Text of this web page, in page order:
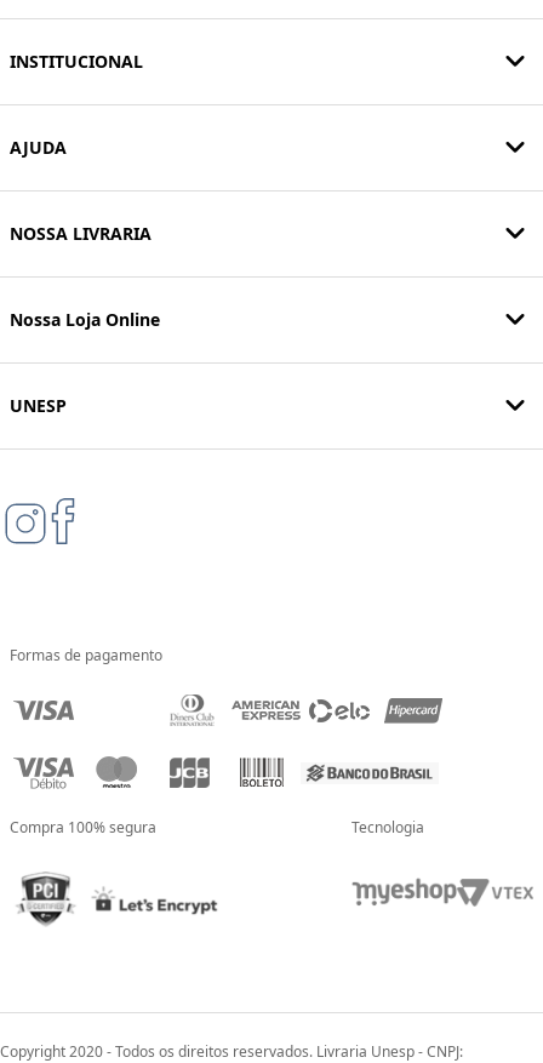
INSTITUCIONAL
AJUDA
NOSSA LIVRARIA
Nossa Loja Online
UNESP
Formas de pagamento
Compra 100% segura Tecnologia
Copyright 2020 - Todos os direitos reservados. Livraria Unesp - CNPJ: